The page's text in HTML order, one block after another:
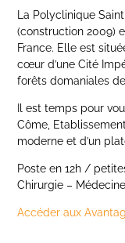
La Polyclinique
(construction 2009)
France. Elle est
cœur d’une Cité
forêts domaniales
Il est temps pour
Côme,
moderne et d’un
Poste en 12h /
Chirurgie – Médecine
Accéder aux